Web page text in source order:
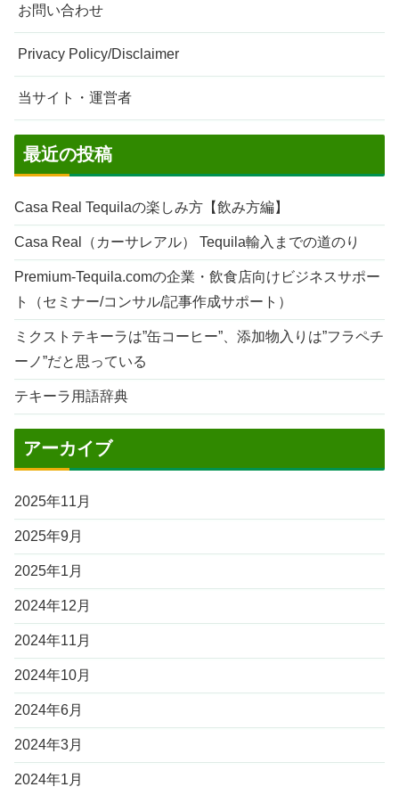
お問い合わせ
Privacy Policy/Disclaimer
当サイト・運営者
最近の投稿
Casa Real Tequilaの楽しみ方【飲み方編】
Casa Real（カーサレアル） Tequila輸入までの道のり
Premium-Tequila.comの企業・飲食店向けビジネスサポー
ト（セミナー/コンサル/記事作成サポート）
ミクストテキーラは”缶コーヒー”、添加物入りは”フラペチ
ーノ”だと思っている
テキーラ用語辞典
アーカイブ
2025年11月
2025年9月
2025年1月
2024年12月
2024年11月
2024年10月
2024年6月
2024年3月
2024年1月